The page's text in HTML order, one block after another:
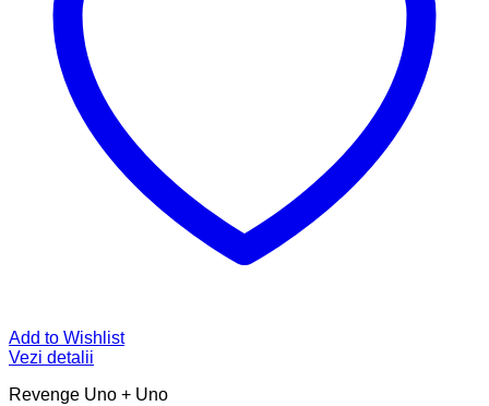
Add to Wishlist
Vezi detalii
Revenge Uno + Uno